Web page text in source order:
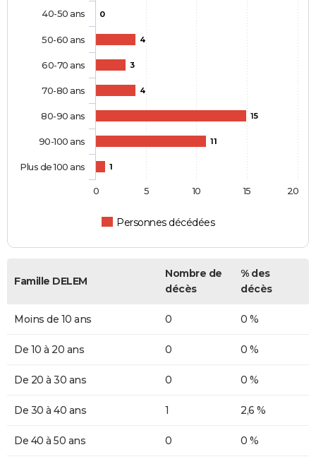
0
4
3
4
15
11
1
Personnes décédées
40-50 ans
50-60 ans
60-70 ans
70-80 ans
80-90 ans
90-100 ans
Plus de 100 ans
0 5 10 15 20
Famille DELEM
Nombre de
décès
% des
décès
Moins de 10 ans 0 0 %
De 10 à 20 ans 0 0 %
De 20 à 30 ans 0 0 %
De 30 à 40 ans 1 2,6 %
De 40 à 50 ans 0 0 %